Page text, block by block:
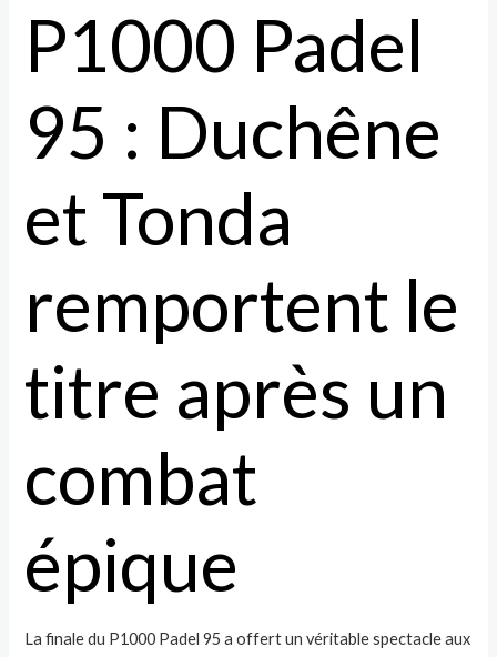
P1000 Padel
95 : Duchêne
et Tonda
remportent le
titre après un
combat
épique
La finale du P1000 Padel 95 a offert un véritable spectacle aux